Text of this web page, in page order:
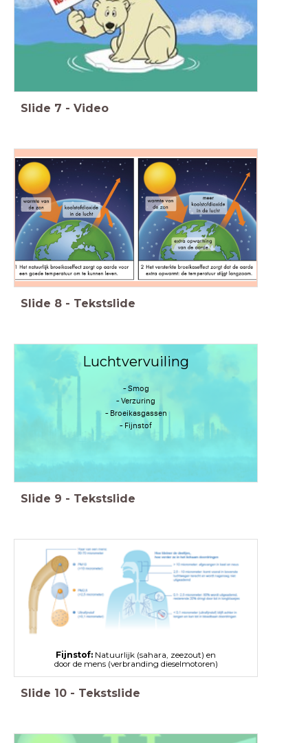
Slide 7 - Video
Slide 8 - Tekstslide
Luchtvervuiling
- Smog
- Verzuring
- Broeikasgassen
- Fijnstof
Slide 9 - Tekstslide
Fijnstof: Natuurlijk (sahara, zeezout) en
door de mens (verbranding dieselmotoren)
Slide 10 - Tekstslide